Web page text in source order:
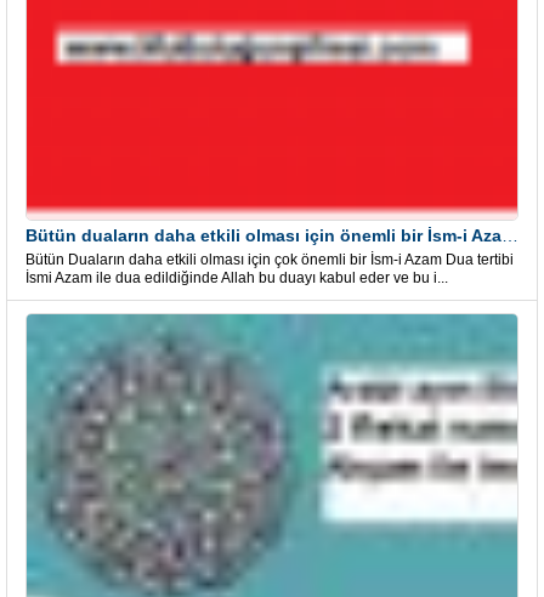
Bütün Duaların daha etkili olması için çok önemli bir İsm-i Azam Dua tertibi
İsmi Azam ile dua edildiğinde Allah bu duayı kabul eder ve bu i...